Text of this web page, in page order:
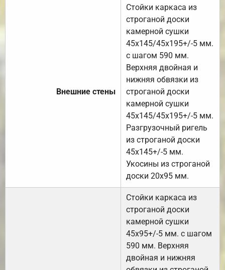
Внешние стены
Стойки каркаса из
строганой доски
камерной сушки
45х145/45х195+/-5 мм.
с шагом 590 мм.
Верхняя двойная и
нижняя обвязки из
строганой доски
камерной сушки
45х145/45х195+/-5 мм.
Разгрузочный ригель
из строганой доски
45х145+/-5 мм.
Укосины из строганой
доски 20х95 мм.
Стойки каркаса из
строганой доски
камерной сушки
45х95+/-5 мм. с шагом
590 мм. Верхняя
двойная и нижняя